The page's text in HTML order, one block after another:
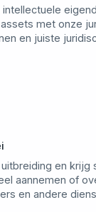
met onze
en juiste
en krijg
aannemen of
en andere